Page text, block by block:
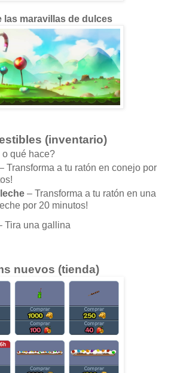
las maravillas de dulces
(inventario)
o qué hace?
Transforma a tu ratón en conejo por
– Transforma a tu ratón en una
por 20 minutos!
Tira una gallina
nuevos (tienda)